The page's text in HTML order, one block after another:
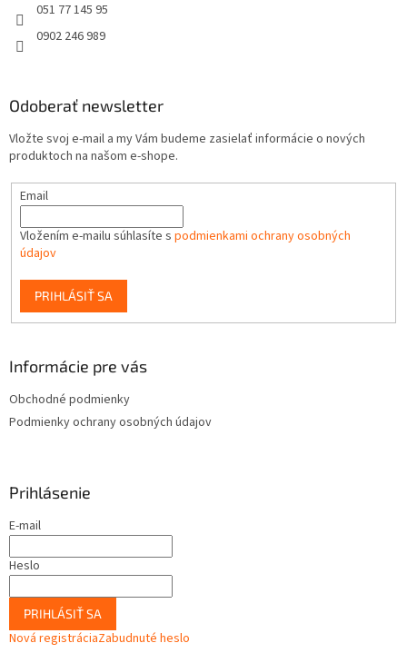
051 77 145 95
0902 246 989
Odoberať newsletter
Vložte svoj e-mail a my Vám budeme zasielať informácie o nových
produktoch na našom e-shope.
Email
Vložením e-mailu súhlasíte s podmienkami ochrany osobných
údajov
PRIHLÁSIŤ SA
Informácie pre vás
Obchodné podmienky
Podmienky ochrany osobných údajov
Prihlásenie
E-mail
Heslo
PRIHLÁSIŤ SA
Nová registráciaZabudnuté heslo